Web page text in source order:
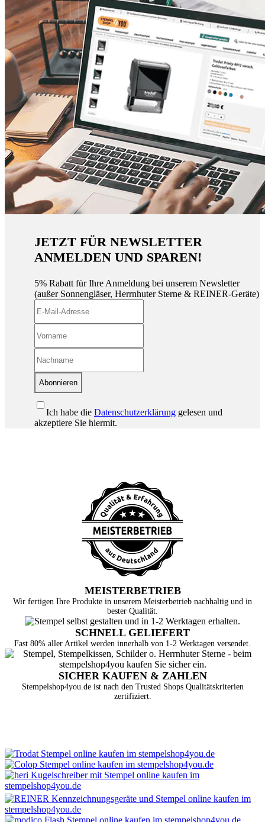
JETZT FÜR NEWSLETTER
ANMELDEN UND SPAREN!
5% Rabatt für Ihre Anmeldung bei unserem Newsletter
(außer Sonnengläser, Herrnhuter Sterne & REINER-Geräte)
Abonnieren
Ich habe die Datenschutzerklärung gelesen und
akzeptiere Sie hiermit.
MEISTERBETRIEB
Wir fertigen Ihre Produkte in unserem Meisterbetrieb nachhaltig und in
bester Qualität.
SCHNELL GELIEFERT
Fast 80% aller Artikel werden innerhalb von 1-2 Werktagen versendet.
SICHER KAUFEN & ZAHLEN
Stempelshop4you.de ist nach den Trusted Shops Qualitätskriterien
zertifiziert.